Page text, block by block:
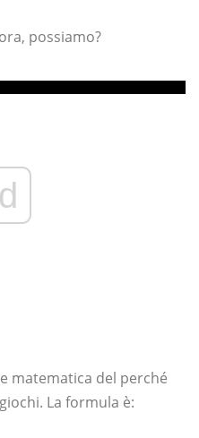
possiamo?
matematica del perché
La formula è: